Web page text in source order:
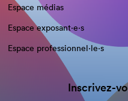
Espace médias
Espace exposant·e⋅s
Espace professionnel·le⋅s
Inscrivez-